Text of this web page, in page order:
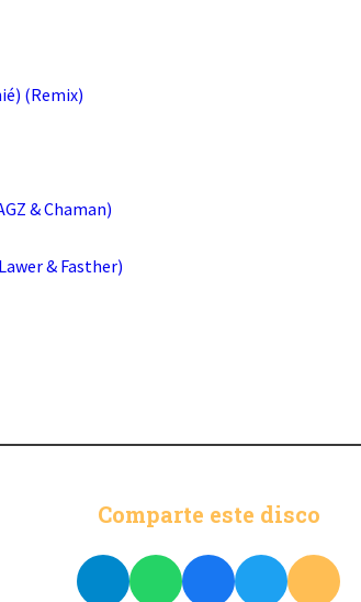
(Remix)
& Chaman)
& Fasther)
Comparte este disco